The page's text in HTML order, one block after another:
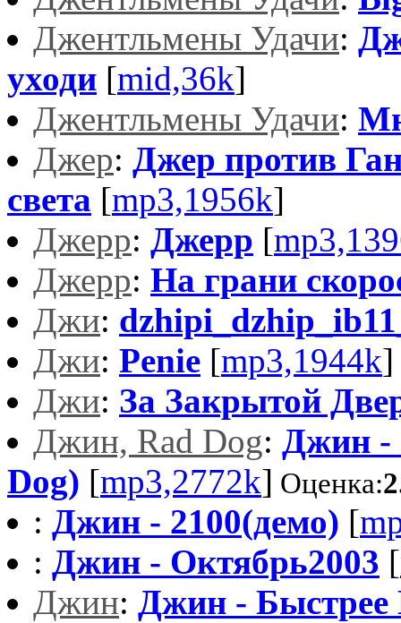
Джентльмены Удачи:
уходи [mid,36k]
Джентльмены Удачи:
Джер: Джер против
света [mp3,1956k]
Джерр: Джерр [
Джерр: На грани
Джи:
Джи: Penie [mp3,1944k]
Джи: За Закрытой
Джин, Rad Dog: Джин -
Dog) [mp3,2772k] Оценка:
: Джин - 2100(демо) [
: Джин - Октябрь2003 [
Джин: Джин -